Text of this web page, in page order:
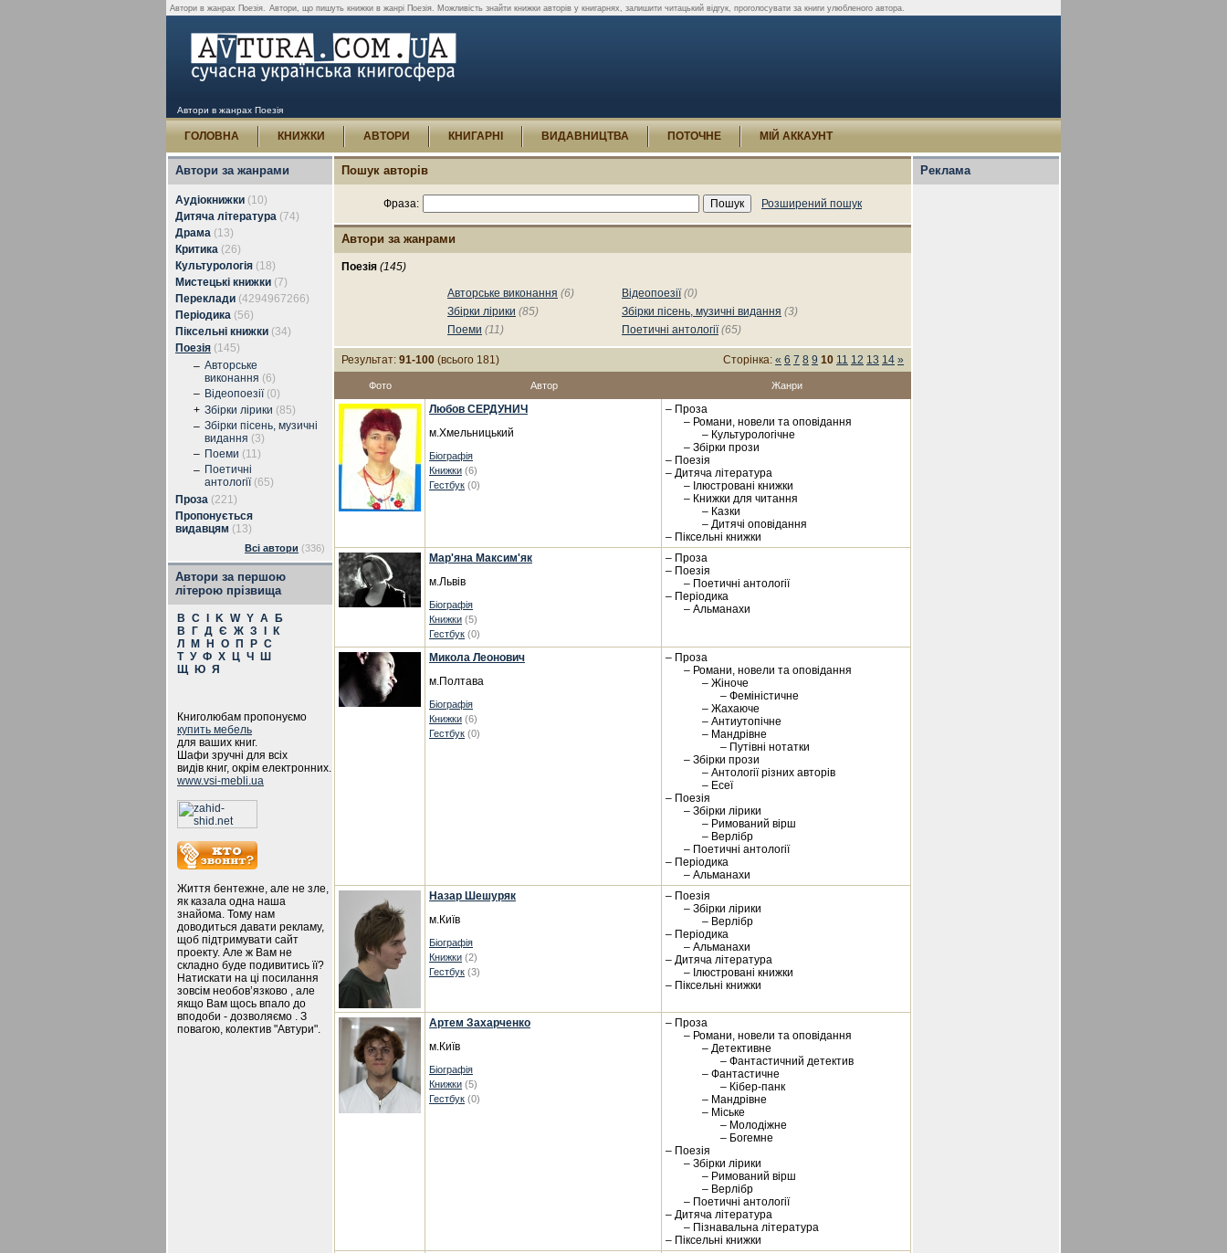
Автори в жанрах Поезія. Автори, що пишуть книжки в жанрі Поезія. Можливість знайти книжки авторів у книгарнях, залишити читацький відгук, проголосувати за книги улюбленого автора.
Автори в жанрах Поезія
ГОЛОВНА КНИЖКИ АВТОРИ КНИГАРНІ ВИДАВНИЦТВА ПОТОЧНЕ МІЙ АККАУНТ
Автори за жанрами
Аудіокнижки (10)
Дитяча література (74)
Драма (13)
Критика (26)
Культурологія (18)
Мистецькі книжки (7)
Переклади (4294967266)
Періодика (56)
Піксельні книжки (34)
Поезія (145)
– Авторське
виконання (6)
– Відеопоезії (0)
+ Збірки лірики (85)
– Збірки пісень, музичні
видання (3)
– Поеми (11)
– Поетичні
антології (65)
Проза (221)
Пропонується
видавцям (13)
Всі автори (336)
Автори за першою
літерою прізвища
B C K W Y А
Б
В
Г Д Є Ж З
К
Л
М Н О П Р С
Т У Ф Х Ц Ч
Ш
Щ
Ю Я
Книголюбам пропонуємо
купить мебель
для ваших книг.
Шафи зручні для всіх
видів книг, окрім електронних.
www.vsi-mebli.ua
Життя бентежне, але не зле,
як казала одна наша
знайома. Тому нам
доводиться давати рекламу,
щоб підтримувати сайт
проекту. Але ж Вам не
складно буде подивитись її?
Натискати на ці посилання
зовсім необов’язково , але
якщо Вам щось впало до
вподоби - дозволяємо . З
повагою, колектив "Автури".
Пошук авторів
Фраза: Розширений пошук
Автори за жанрами
Поезія (145)
Авторське виконання (6) Відеопоезії (0)
Збірки лірики (85) Збірки пісень, музичні видання (3)
Поеми (11) Поетичні антології (65)
Результат: 91-100 (всього 181) Сторінка: « 6 7 8 9 10 11 12 13 14 »
Фото Автор Жанри
Любов СЕРДУНИЧ
м.Хмельницький
Біографія
Книжки (6)
Гестбук (0)
– Проза
– Романи, новели та оповідання
– Культурологічне
– Збірки прози
– Поезія
– Дитяча література
– Ілюстровані книжки
– Книжки для читання
– Казки
– Дитячі оповідання
– Піксельні книжки
Мар'яна Максим'як
м.Львів
Біографія
Книжки (5)
Гестбук (0)
– Проза
– Поезія
– Поетичні антології
– Періодика
– Альманахи
Микола Леонович
м.Полтава
Біографія
Книжки (6)
Гестбук (0)
– Проза
– Романи, новели та оповідання
– Жіноче
– Феміністичне
– Жахаюче
– Антиутопічне
– Мандрівне
– Путівні нотатки
– Збірки прози
– Антології різних авторів
– Есеї
– Поезія
– Збірки лірики
– Римований вірш
– Верлібр
– Поетичні антології
– Періодика
– Альманахи
Назар Шешуряк
м.Київ
Біографія
Книжки (2)
Гестбук (3)
– Поезія
– Збірки лірики
– Верлібр
– Періодика
– Альманахи
– Дитяча література
– Ілюстровані книжки
– Піксельні книжки
Артем Захарченко
м.Київ
Біографія
Книжки (5)
Гестбук (0)
– Проза
– Романи, новели та оповідання
– Детективне
– Фантастичний детектив
– Фантастичне
– Кібер-панк
– Мандрівне
– Міське
– Молодіжне
– Богемне
– Поезія
– Збірки лірики
– Римований вірш
– Верлібр
– Поетичні антології
– Дитяча література
– Пізнавальна література
– Піксельні книжки
Реклама